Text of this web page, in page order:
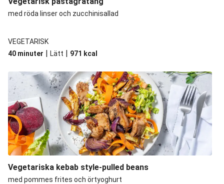
med röda linser och zucchinisallad
VEGETARISK
40 minuter | Lätt | 971 kcal
Vegetariska kebab style-pulled beans
med pommes frites och örtyoghurt